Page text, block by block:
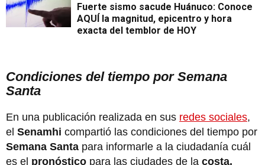
Fuerte sismo sacude Huánuco: Conoce
AQUÍ la magnitud, epicentro y hora
exacta del temblor de HOY
Condiciones del tiempo por Semana
Santa
En una publicación realizada en sus redes sociales,
el Senamhi compartió las condiciones del tiempo por
Semana Santa para informarle a la ciudadanía cuál
es el pronóstico para las ciudades de la costa,